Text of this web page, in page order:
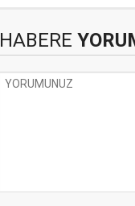
HABERE